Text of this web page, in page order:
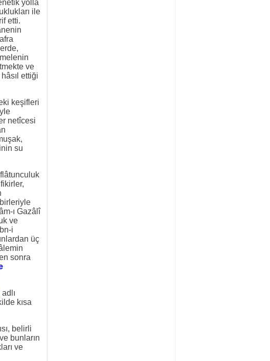
yolla
ile
etti.
ve
ettiği
keşifleri
netîcesi
su
ı Gazâlî
ve
i
üç
sonra
adlı
kısa
belirli
bunların
ve